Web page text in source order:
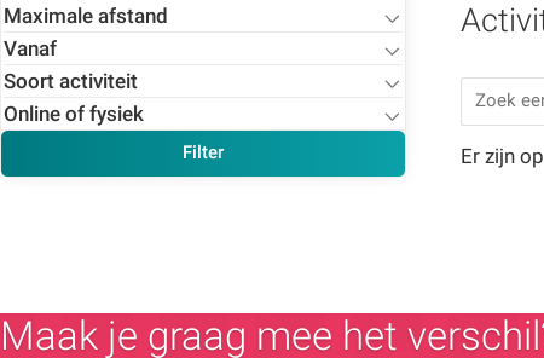
resultaten
Maximale afstand
Vanaf
Soort activiteit
Avondcursus
Bijeenkomst
E-cursus
Familiedag
Online of fysiek
Dit is een online bijeenkomst (bijv. een
Filter Er zijn
Maak je graag mee het